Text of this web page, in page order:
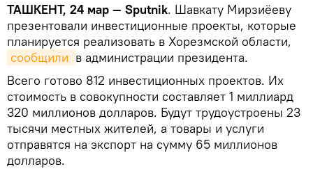
ТАШКЕНТ, 24 мар — Sputnik. Шавкату Мирзиёеву
презентовали инвестиционные проекты, которые
планируется реализовать в Хорезмской области,
сообщили в администрации президента.
Всего готово 812 инвестиционных проектов. Их
стоимость в совокупности составляет 1 миллиард
320 миллионов долларов. Будут трудоустроены 23
тысячи местных жителей, а товары и услуги
отправятся на экспорт на сумму 65 миллионов
долларов.